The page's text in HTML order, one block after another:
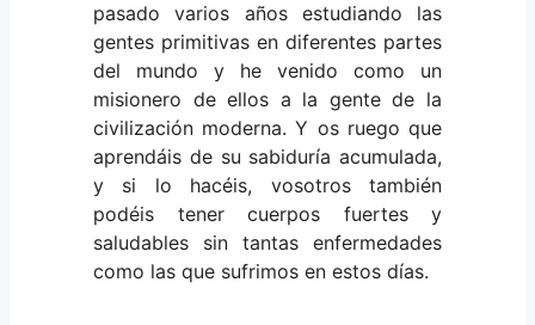
pasado varios años estudiando las
gentes primitivas en diferentes partes
del mundo y he venido como un
misionero de ellos a la gente de la
civilización moderna. Y os ruego que
aprendáis de su sabiduría acumulada,
y si lo hacéis, vosotros también
podéis tener cuerpos fuertes y
saludables sin tantas enfermedades
como las que sufrimos en estos días.